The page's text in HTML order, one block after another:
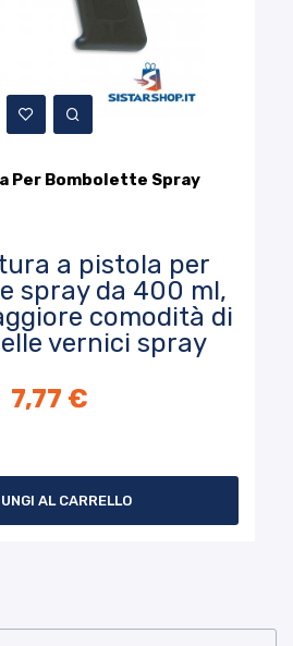
Per Bombolette Spray
a pistola per
spray da 400 ml,
comodità di
vernici spray
7,77 €
AL CARRELLO